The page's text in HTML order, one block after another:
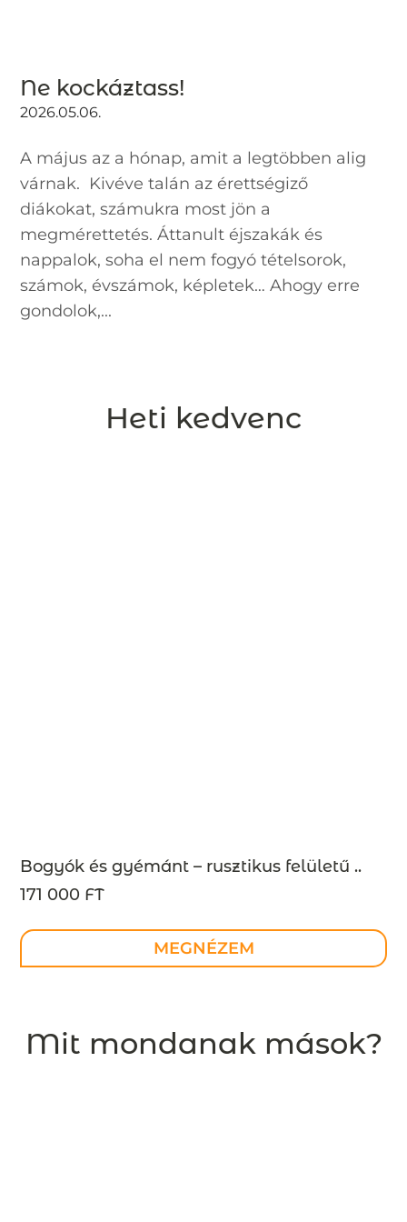
Ne kockáztass!
2026.05.06.
A május az a hónap, amit a legtöbben alig
várnak. Kivéve talán az érettségiző
diákokat, számukra most jön a
megmérettetés. Áttanult éjszakák és
nappalok, soha el nem fogyó tételsorok,
számok, évszámok, képletek… Ahogy erre
gondolok,...
Heti kedvenc
Bogyók és gyémánt – rusztikus felületű ..
171 000 FT
MEGNÉZEM
Mit mondanak mások?